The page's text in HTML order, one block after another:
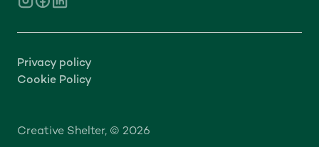
Creative Shelter, © 2026
Privacy policy
Cookie Policy